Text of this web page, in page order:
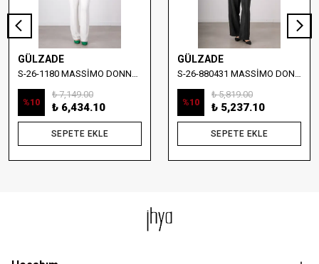
GÜLZADE
S-26-1180 MASSİMO DONNA NAKIŞ DETAYLI DENİM YELEK
%10
₺ 7,149.00
₺ 6,434.10
SEPETE EKLE
GÜLZADE
S-26-880431 MASSİMO DONNA TAŞ İŞLEMELİ YELEKLİ BLUZ
%10
₺ 5,819.00
₺ 5,237.10
SEPETE EKLE